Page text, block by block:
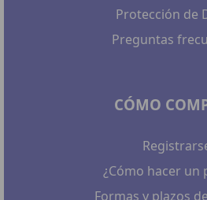
Protección de
Preguntas
CÓMO
¿Cómo hacer un
Formas y plazos